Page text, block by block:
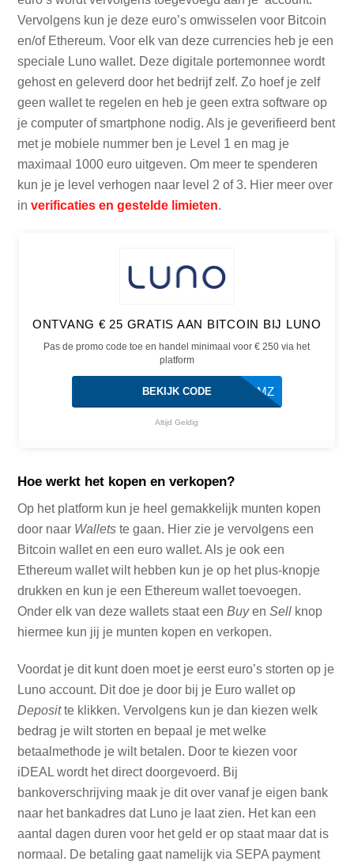
Vervolgens kun je deze euro’s omwisselen voor Bitcoin
en/of Ethereum. Voor elk van deze currencies heb je een
speciale Luno wallet. Deze digitale portemonnee wordt
gehost en geleverd door het bedrijf zelf. Zo hoef je zelf
geen wallet te regelen en heb je geen extra software op
je computer of smartphone nodig. Als je geverifieerd bent
met je mobiele nummer ben je Level 1 en mag je
maximaal 1000 euro uitgeven. Om meer te spenderen
kun je je level verhogen naar level 2 of 3. Hier meer over
inverificaties en gestelde limieten.
ONTVANG € 25 GRATIS AAN BITCOIN BIJ LUNO
Pas de promo code toe en handel minimaal voor € 250 via het
platform
BTE4MZ
BEKIJK CODE
Altijd Geldig
Hoe werkt het kopen en verkopen?
Op het platform kun je heel gemakkelijk munten kopen
door naar Wallets te gaan. Hier zie je vervolgens een
Bitcoin wallet en een euro wallet. Als je ook een
Ethereum wallet wilt hebben kun je op het plus-knopje
drukken en kun je een Ethereum wallet toevoegen.
Onder elk van deze wallets staat eenBuyenSell knop
hiermee kun jij je munten kopen en verkopen.
Voordat je dit kunt doen moet je eerst euro’s storten op je
Luno account. Dit doe je door bij je Euro wallet op
Depositte klikken. Vervolgens kun je dan kiezen welk
bedrag je wilt storten en bepaal je met welke
betaalmethode je wilt betalen. Door te kiezen voor
iDEAL wordt het direct doorgevoerd. Bij
bankoverschrijving maak je dit over vanaf je eigen bank
naar het bankadres dat Luno je laat zien. Het kan een
aantal dagen duren voor het geld er op staat maar dat is
normaal. De betaling gaat namelijk via SEPA payment